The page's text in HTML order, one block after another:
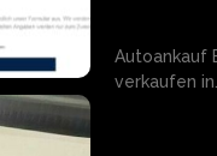
Autoankauf
verkaufen in...